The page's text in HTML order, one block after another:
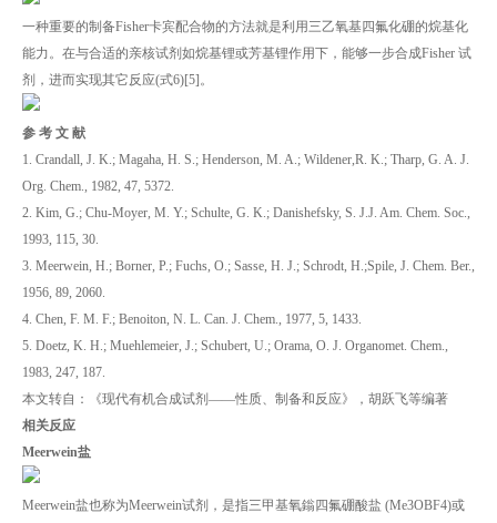
一种重要的制备Fisher卡宾配合物的方法就是利用三乙氧基四氟化硼的烷基化
能力。在与合适的亲核试剂如烷基锂或芳基锂作用下，能够一步合成Fisher 试
剂，进而实现其它反应(式6)[5]。
参 考 文 献
1. Crandall, J. K.; Magaha, H. S.; Henderson, M. A.; Wildener,R. K.; Tharp, G. A. J.
Org. Chem., 1982, 47, 5372.
2. Kim, G.; Chu-Moyer, M. Y.; Schulte, G. K.; Danishefsky, S. J.J. Am. Chem. Soc.,
1993, 115, 30.
3. Meerwein, H.; Borner, P.; Fuchs, O.; Sasse, H. J.; Schrodt, H.;Spile, J. Chem. Ber.,
1956, 89, 2060.
4. Chen, F. M. F.; Benoiton, N. L. Can. J. Chem., 1977, 5, 1433.
5. Doetz, K. H.; Muehlemeier, J.; Schubert, U.; Orama, O. J. Organomet. Chem.,
1983, 247, 187.
本文转自：《现代有机合成试剂——性质、制备和反应》，胡跃飞等编著
相关反应
Meerwein盐
Meerwein盐也称为Meerwein试剂，是指三甲基氧鎓四氟硼酸盐 (Me3OBF4)或